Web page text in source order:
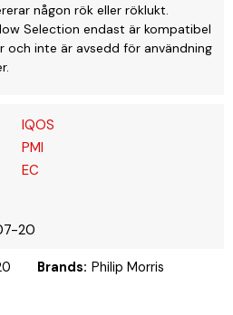
någon rök eller röklukt.
Selection endast är kompatibel
och inte är avsedd för användning
IQOS
PMI
EC
20
Brands: Philip Morris